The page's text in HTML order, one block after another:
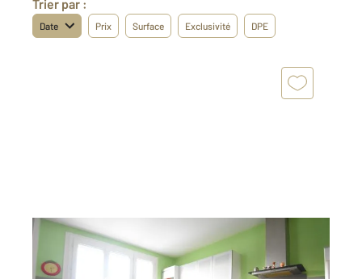
Trier par :
Date Prix Surface Exclusivité DPE
CUSSET 03
, 5 pièces
Ref : 1985